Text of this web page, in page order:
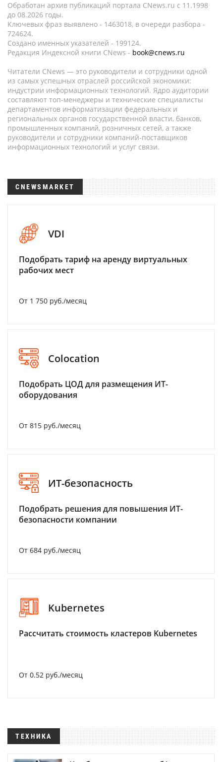
Обработан архив публикаций портала CNews.ru c 11.1998
до 08.2026 годы.
Ключевых фраз выявлено - 1463018, в очереди разбора -
724624.
Создано именных указателей - 199124.
Редакция Индексной книги CNews - book@cnews.ru
Читатели CNews — это руководители и сотрудники одной
из самых успешных отраслей российской экономики:
индустрии информационных технологий. Ядро аудитории
составляют топ-менеджеры и технические специалисты
департаментов информатизации федеральных и
региональных органов государственной власти, банков,
промышленных компаний, розничных сетей, а также
руководители и сотрудники компаний-поставщиков
информационных технологий и услуг связи.
CNEWSMARKET
VDI
Подобрать тариф на аренду виртуальных
рабочих мест
От 1 750 руб./месяц
Colocation
Подобрать ЦОД для размещения ИТ-
оборудования
От 815 руб./месяц
ИТ-безопасность
Подобрать решения для повышения ИТ-
безопасности компании
От 684 руб./месяц
Kubernetes
Рассчитать стоимость кластеров Kubernetes
От 0.52 руб./месяц
ТЕХНИКА